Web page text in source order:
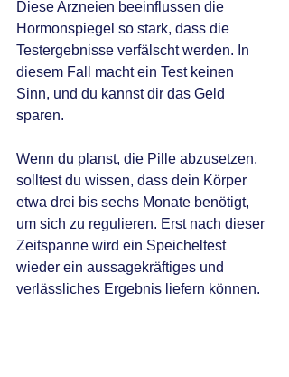
Diese Arzneien beeinflussen die
Hormonspiegel so stark, dass die
Testergebnisse verfälscht werden. In
diesem Fall macht ein Test keinen
Sinn, und du kannst dir das Geld
sparen.
Wenn du planst, die Pille abzusetzen,
solltest du wissen, dass dein Körper
etwa drei bis sechs Monate benötigt,
um sich zu regulieren. Erst nach dieser
Zeitspanne wird ein Speicheltest
wieder ein aussagekräftiges und
verlässliches Ergebnis liefern können.